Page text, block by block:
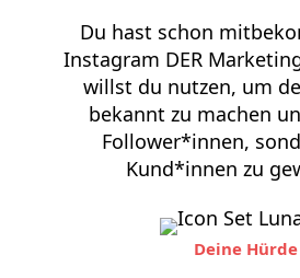
Du hast schon
Instagram DER
willst du nutzen, um
bekannt zu machen
Follower*innen,
Kund*innen zu
Deine Hürde